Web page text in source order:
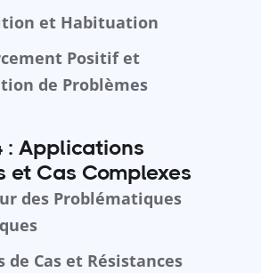
et Habituation
Positif et
de Problèmes
: Applications
et Cas Complexes
des Problématiques
de Cas et Résistances